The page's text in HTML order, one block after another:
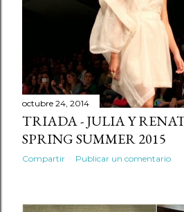
octubre 24, 2014
TRIADA - JULIA Y
SPRING SUMMER 2015
Compartir Publicar un comentario